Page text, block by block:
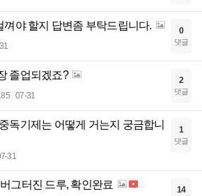
껴야 할지 답변좀 부탁드립니다. 0
댓글
졸업되겠죠?
07-31
2
댓글
독기제는 어떻게 거는지 궁금합니
31
1
댓글
그터진 드루, 확인완료 14